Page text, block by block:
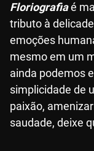
Floriografiaé
tributo à
emoções
mesmo em um
ainda podemos
simplicidade de
paixão,
saudade, deixe